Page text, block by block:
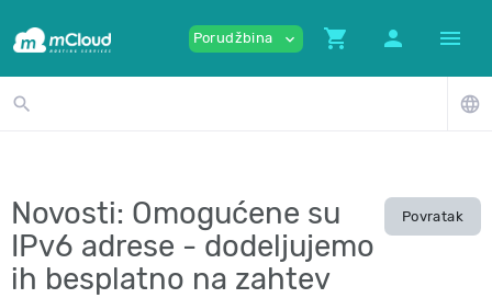
Porudžbina expand_more shopping_cart person menu
search language
Povratak
Novosti: Omogućene su
IPv6 adrese - dodeljujemo
ih besplatno na zahtev